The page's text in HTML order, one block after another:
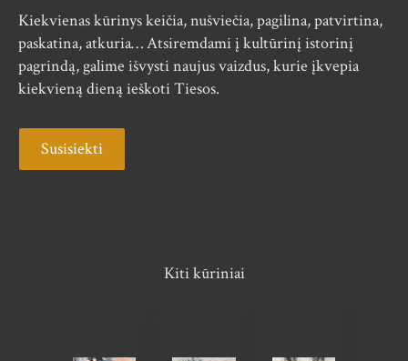
Kiekvienas kūrinys keičia, nušviečia, pagilina, patvirtina,
paskatina, atkuria… Atsiremdami į kultūrinį istorinį
pagrindą, galime išvysti naujus vaizdus, kurie įkvepia
kiekvieną dieną ieškoti Tiesos.
Susisiekti
Kiti kūriniai